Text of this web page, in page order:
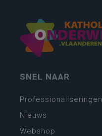
SNEL NAAR
Professionaliseringen
Nieuws
Webshop